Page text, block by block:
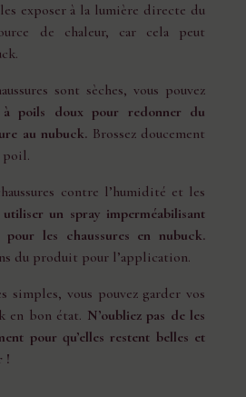
exposer à la lumière directe du
de chaleur, car cela peut
sont sèches, vous pouvez
à poils doux pour redonner du
au nubuck. Brossez doucement
poil.
contre l’humidité et les
utiliser un spray imperméabilisant
pour les chaussures en nubuck.
du produit pour l’application.
simples, vous pouvez garder vos
en bon état. N’oubliez pas de les
pour qu’elles restent belles et
!